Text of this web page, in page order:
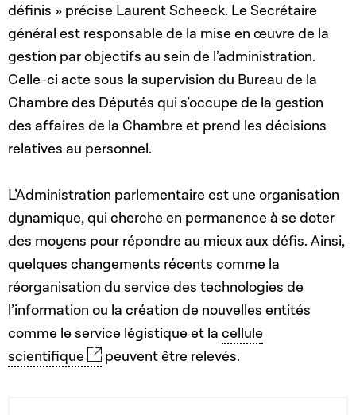
définis » précise Laurent Scheeck. Le Secrétaire
général est responsable de la mise en œuvre de la
gestion par objectifs au sein de l’administration.
Celle-ci acte sous la supervision du Bureau de la
Chambre des Députés qui s’occupe de la gestion
des affaires de la Chambre et prend les décisions
relatives au personnel.
L’Administration parlementaire est une organisation
dynamique, qui cherche en permanence à se doter
des moyens pour répondre au mieux aux défis. Ainsi,
quelques changements récents comme la
réorganisation du service des technologies de
l’information ou la création de nouvelles entités
comme le service légistique et la cellule
scientifique
peuvent être relevés.